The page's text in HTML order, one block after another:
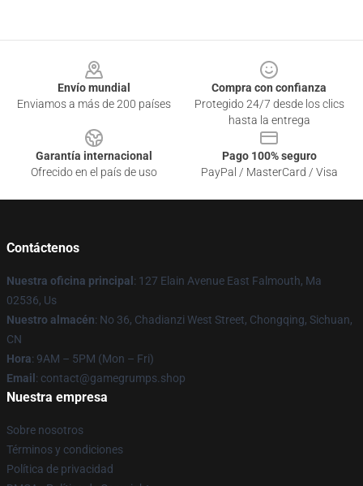
Envío mundial
Enviamos a más de 200 países
Compra con confianza
Protegido 24/7 desde los clics
hasta la entrega
Garantía internacional
Ofrecido en el país de uso
Pago 100% seguro
PayPal / MasterCard / Visa
Contáctenos
Nuestra oficina principal : 127 Elain Avenue East Falmouth, Ma
02536, Us
Nuestro almacén: No 36, Chadianzi West Street, Chongqing, Sichuan,
CN
Hora: 9AM – 5PM (Mon – Fri)
Email : contact@gamegrumps.shop
Nuestra empresa
Sobre nosotros
Términos y condiciones
Política de privacidad